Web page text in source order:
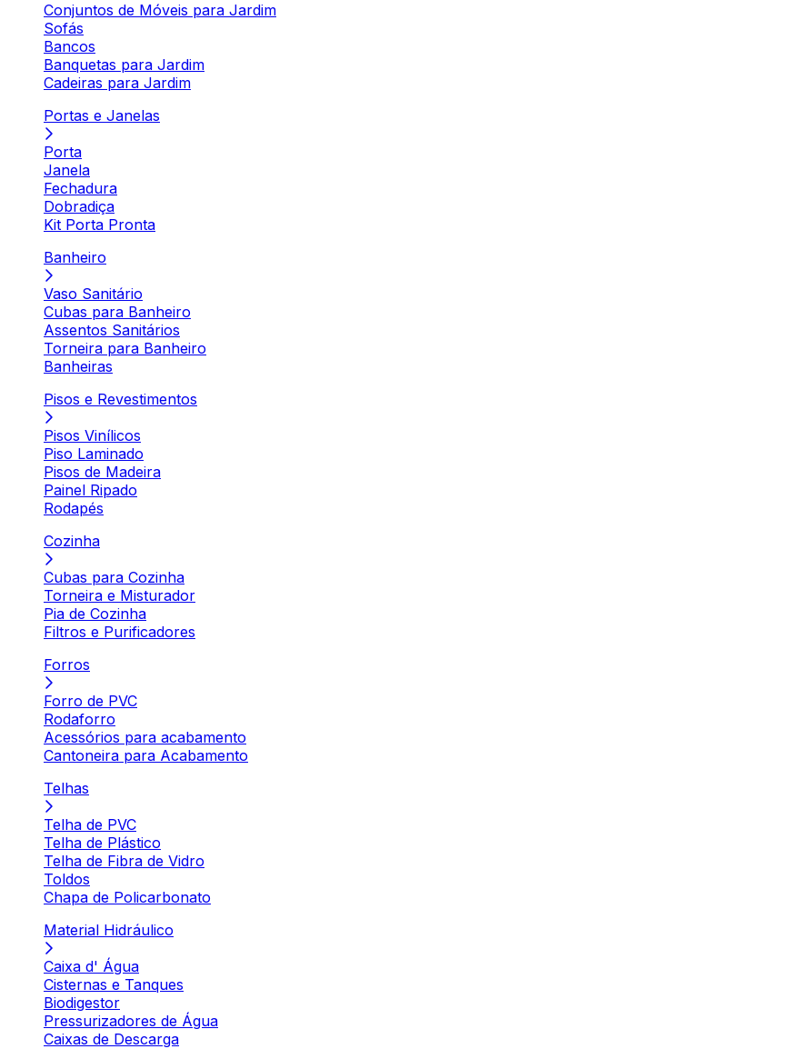
Conjuntos de Móveis para Jardim
Sofás
Bancos
Banquetas para Jardim
Cadeiras para Jardim
Portas e Janelas
Porta
Janela
Fechadura
Dobradiça
Kit Porta Pronta
Banheiro
Vaso Sanitário
Cubas para Banheiro
Assentos Sanitários
Torneira para Banheiro
Banheiras
Pisos e Revestimentos
Pisos Vinílicos
Piso Laminado
Pisos de Madeira
Painel Ripado
Rodapés
Cozinha
Cubas para Cozinha
Torneira e Misturador
Pia de Cozinha
Filtros e Purificadores
Forros
Forro de PVC
Rodaforro
Acessórios para acabamento
Cantoneira para Acabamento
Telhas
Telha de PVC
Telha de Plástico
Telha de Fibra de Vidro
Toldos
Chapa de Policarbonato
Material Hidráulico
Caixa d' Água
Cisternas e Tanques
Biodigestor
Pressurizadores de Água
Caixas de Descarga